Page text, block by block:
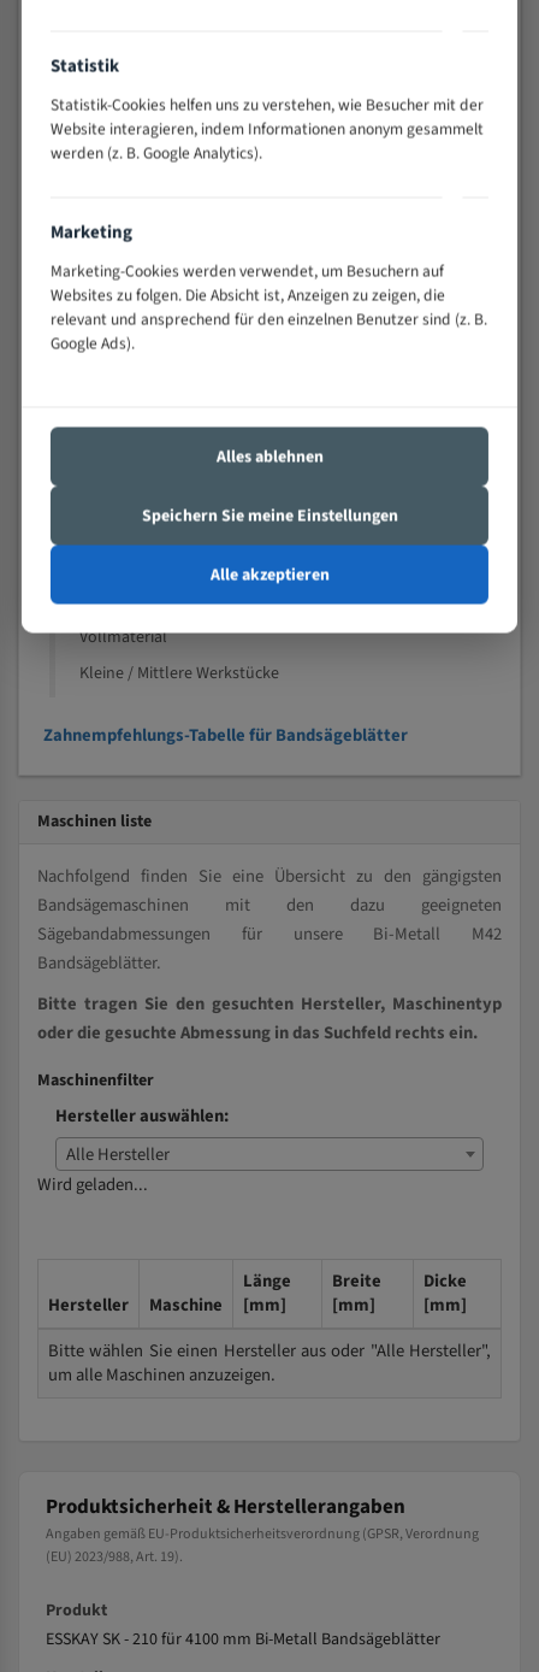
Widerstandsfähig gegen Zahnbruch auch bei
schwierigen Werkstücken (Materialmischung,
wechselnde Verbindungslängen)
Sehr geringe Vibration
Technische Beschreibung:
Positiver Spanwinkel
Bandkörper aus hochlegiertem Federstahl
Nichteisenmetalle
Speziell entwickelt für Profile / Rohre
Vollmaterial
Kleine / Mittlere Werkstücke
Zahnempfehlungs-Tabelle für Bandsägeblätter
Maschinen liste
Nachfolgend finden Sie eine Übersicht zu den gängigsten
Bandsägemaschinen mit den dazu geeigneten
Sägebandabmessungen für unsere Bi-Metall M42
Bandsägeblätter.
Bitte tragen Sie den gesuchten Hersteller, Maschinentyp
oder die gesuchte Abmessung in das Suchfeld rechts ein.
Maschinenfilter
Hersteller auswählen:
Alle Hersteller
Wird geladen...
Hersteller Maschine
Länge
[mm]
Breite
[mm]
Dicke
[mm]
Bitte wählen Sie einen Hersteller aus oder "Alle Hersteller",
um alle Maschinen anzuzeigen.
Produktsicherheit & Herstellerangaben
Angaben gemäß EU-Produktsicherheitsverordnung (GPSR, Verordnung
(EU) 2023/988, Art. 19).
Produkt
ESSKAY SK - 210 für 4100 mm Bi-Metall Bandsägeblätter
Statistik
Statistik-Cookies helfen uns zu verstehen, wie Besucher mit der
Website interagieren, indem Informationen anonym gesammelt
werden (z. B. Google Analytics).
Marketing
Marketing-Cookies werden verwendet, um Besuchern auf
Websites zu folgen. Die Absicht ist, Anzeigen zu zeigen, die
relevant und ansprechend für den einzelnen Benutzer sind (z. B.
Google Ads).
Alles ablehnen
Speichern Sie meine Einstellungen
Alle akzeptieren